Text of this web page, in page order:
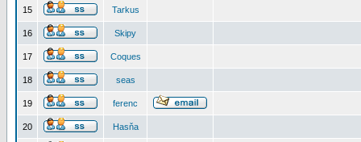
15 Tarkus
16 Skipy
17 Coques
18 seas
19 ferenc
20 Hasňa